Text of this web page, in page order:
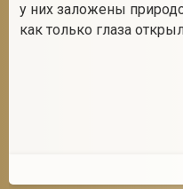
у них заложены
как только глаза